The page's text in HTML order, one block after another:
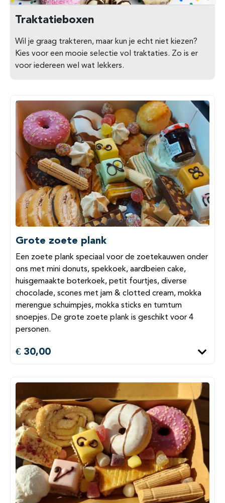
Traktatieboxen
Wil je graag trakteren, maar kun je echt niet kiezen?
Kies voor een mooie selectie vol traktaties. Zo is er
voor iedereen wel wat lekkers.
Grote zoete plank
Een zoete plank speciaal voor de zoetekauwen onder
ons met mini donuts, spekkoek, aardbeien cake,
huisgemaakte boterkoek, petit fourtjes, diverse
chocolade, scones met jam & clotted cream, mokka
merengue schuimpjes, mokka sticks en tumtum
snoepjes. De grote zoete plank is geschikt voor 4
personen.
€ 30,00